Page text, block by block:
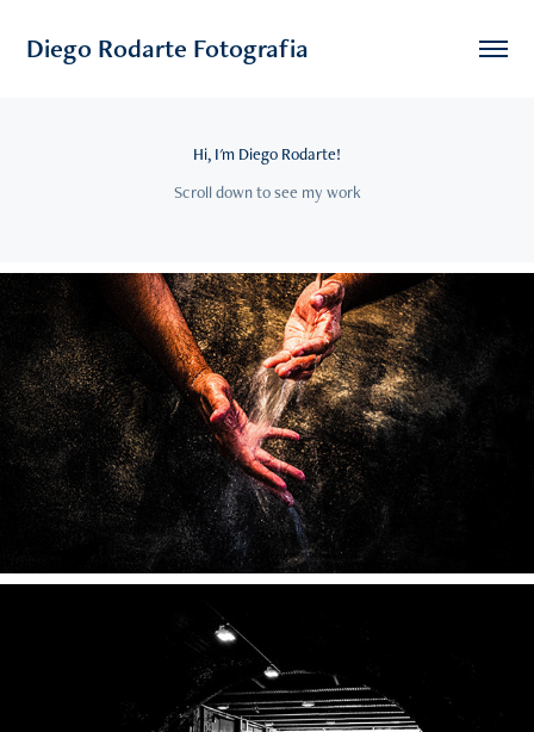
Diego Rodarte Fotografia
Hi, I'm Diego Rodarte!
Scroll down to see my work
2024
Tempo
2024